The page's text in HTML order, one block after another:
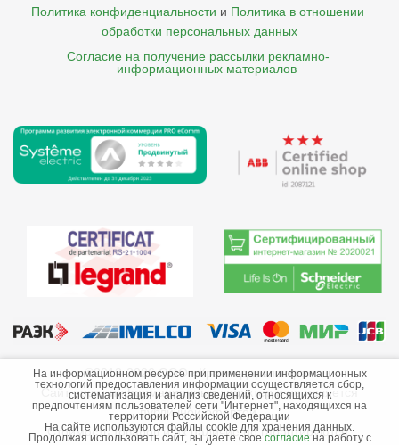
Политика конфиденциальности и Политика в отношении
обработки персональных данных
Согласие на получение рассылки рекламно-
    информационных материалов
©2013-2026 ООО «Краснодарэлектро»
Сайт носит информационный характер и не является
публичной офертой.
Стоимость товаров и их наличие не гарантируются.
На информационном ресурсе при применении информационных
технологий предоставления информации осуществляется сбор,
систематизация и анализ сведений, относящихся к
предпочтениям пользователей сети "Интернет", находящихся на
территории Российской Федерации
На сайте используются файлы cookie для хранения данных.
Продолжая использовать сайт, вы даете свое согласие на работу с